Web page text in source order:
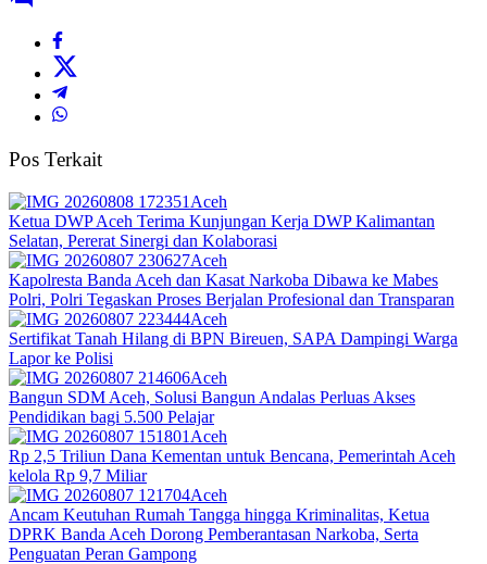
Pos Terkait
Aceh
Ketua DWP Aceh Terima Kunjungan Kerja DWP Kalimantan
Selatan, Pererat Sinergi dan Kolaborasi
Aceh
Kapolresta Banda Aceh dan Kasat Narkoba Dibawa ke Mabes
Polri, Polri Tegaskan Proses Berjalan Profesional dan Transparan
Aceh
Sertifikat Tanah Hilang di BPN Bireuen, SAPA Dampingi Warga
Lapor ke Polisi
Aceh
Bangun SDM Aceh, Solusi Bangun Andalas Perluas Akses
Pendidikan bagi 5.500 Pelajar
Aceh
Rp 2,5 Triliun Dana Kementan untuk Bencana, Pemerintah Aceh
kelola Rp 9,7 Miliar‎
Aceh
Ancam Keutuhan Rumah Tangga hingga Kriminalitas, Ketua
DPRK Banda Aceh Dorong Pemberantasan Narkoba, Serta
Penguatan Peran Gampong